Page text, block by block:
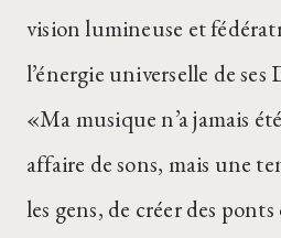
vision lumineuse et
l’énergie universelle de ses
«Ma musique n’a jamais
affaire de sons, mais une
les gens, de créer des